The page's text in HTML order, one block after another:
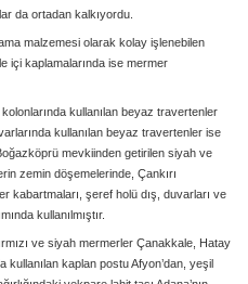
da ortadan kalkıyordu.
malzemesi olarak kolay işlenebilen
içi kaplamalarında ise mermer
kullanılan beyaz travertenler
kullanılan beyaz travertenler ise
mevkiinden getirilen siyah ve
zemin döşemelerinde, Çankırı
kabartmaları, şeref holü dış, duvarları ve
kullanılmıştır.
ve siyah mermerler Çanakkale, Hatay
kullanılan kaplan postu Afyon’dan, yeşil